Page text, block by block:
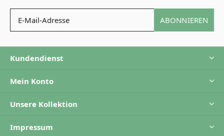
ABONNIEREN
Kundendienst
Mein Konto
Unsere Kollektion
Impressum